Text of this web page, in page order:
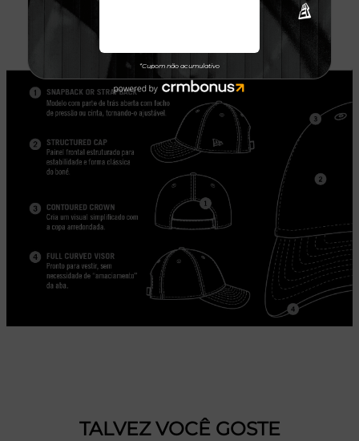
TALVEZ VOCÊ GOSTE